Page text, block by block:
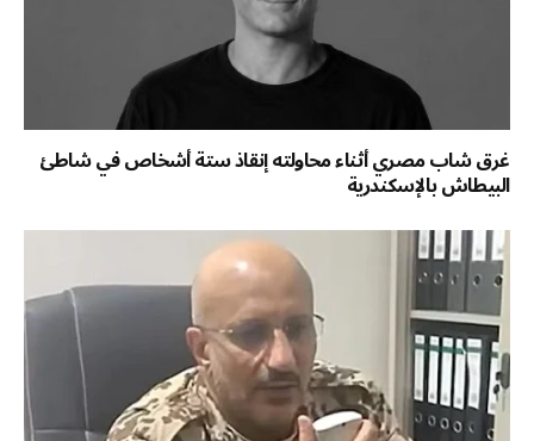
غرق شاب مصري أثناء محاولته إنقاذ ستة أشخاص في شاطئ
البيطاش بالإسكندرية